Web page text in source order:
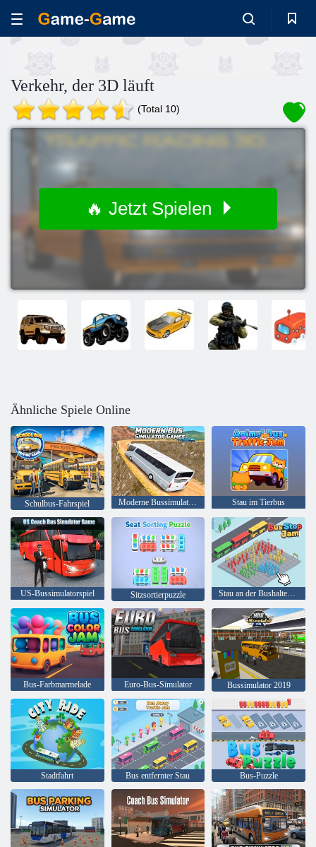
Verkehr, der 3D läuft
(Total 10)
🔥 Jetzt Spielen
Ähnliche Spiele Online
Schulbus-Fahrspiel Moderne Bussimulatorspiele Stau im Tierbus
US-Bussimulatorspiel Sitzsortierpuzzle Stau an der Bushaltestelle
Bus-Farbmarmelade Euro-Bus-Simulator Bussimulator 2019
Stadtfahrt Bus entfernter Stau Bus-Puzzle